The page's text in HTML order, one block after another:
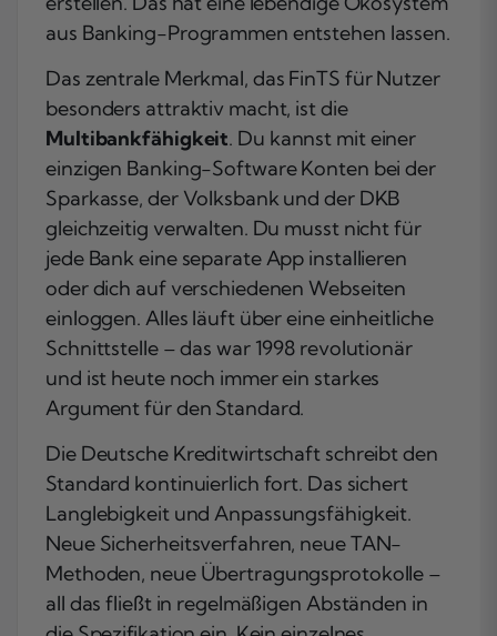
aus Banking-Programmen entstehen lassen.
Das zentrale Merkmal, das FinTS für Nutzer
besonders attraktiv macht, ist die
Multibankfähigkeit. Du kannst mit einer
einzigen Banking-Software Konten bei der
Sparkasse, der Volksbank und der DKB
gleichzeitig verwalten. Du musst nicht für
jede Bank eine separate App installieren
oder dich auf verschiedenen Webseiten
einloggen. Alles läuft über eine einheitliche
Schnittstelle – das war 1998 revolutionär
und ist heute noch immer ein starkes
Argument für den Standard.
Die Deutsche Kreditwirtschaft schreibt den
Standard kontinuierlich fort. Das sichert
Langlebigkeit und Anpassungsfähigkeit.
Neue Sicherheitsverfahren, neue TAN-
Methoden, neue Übertragungsprotokolle –
all das fließt in regelmäßigen Abständen in